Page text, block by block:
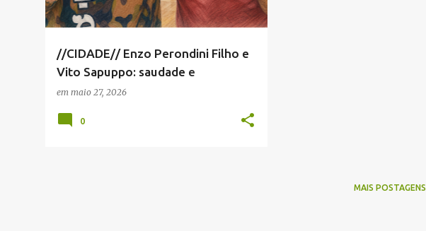
//CIDADE// Enzo Perondini Filho e
Vito Sapuppo: saudade e
homenagem
em maio 27, 2026
0
MAIS POSTAGENS